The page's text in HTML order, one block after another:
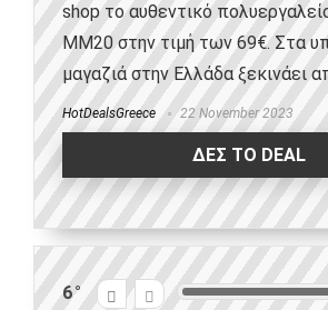
shop το αυθεντικό
MM20 στην τιμή των 69€. Στα
μαγαζιά στην Ελλάδα ξεκινάει
HotDealsGreece 22 November 2023
ΔΕΣ ΤΟ DEAL
6